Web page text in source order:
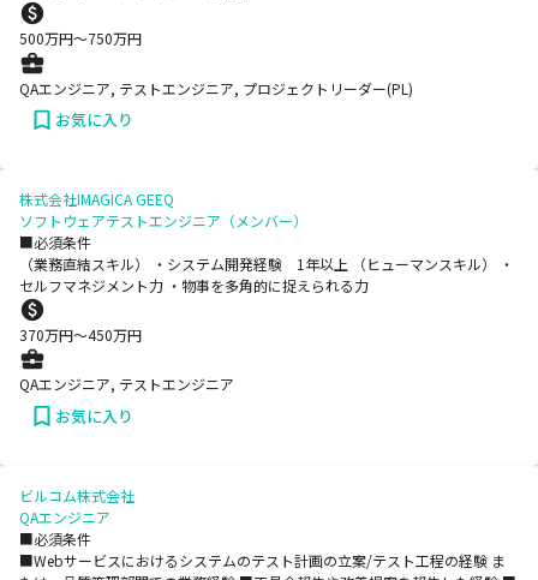
500万円〜750万円
QAエンジニア, テストエンジニア, プロジェクトリーダー(PL)
お気に入り
株式会社IMAGICA GEEQ
ソフトウェアテストエンジニア（メンバー）
■必須条件
（業務直結スキル） ・システム開発経験 1年以上 （ヒューマンスキル） ・
セルフマネジメント力 ・物事を多角的に捉えられる力
370万円〜450万円
QAエンジニア, テストエンジニア
お気に入り
ビルコム株式会社
QAエンジニア
■必須条件
■Webサービスにおけるシステムのテスト計画の立案/テスト工程の経験 ま